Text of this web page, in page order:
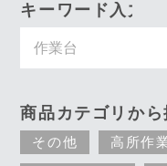
キーワード入力で
商品カテゴリから
その他 高所作